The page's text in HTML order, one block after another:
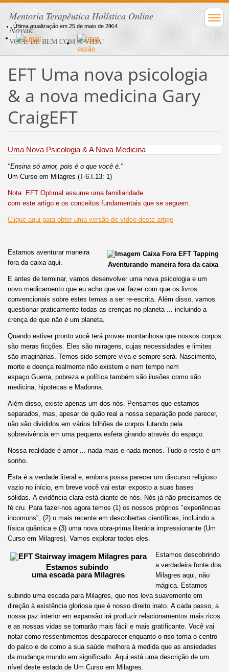
Mentoria Terapêutica Holística Online
Novak
VOCÊ DE BEM COM A VIDA!
EFT Uma nova psicologia
& a nova medicina Gary
CraigEFT
Última atualização em 25 de maio de 2014
Uma Nova Psicologia & A Nova Medicina
"Ensina só amor, pois é o que você é."
Um Curso em Milagres (T-6.I.13: 1)
Nota: EFT Optimal assume uma familiaridade
com este artigo e os conceitos fundamentais que se seguem.
Clique aqui para obter uma versão de vídeo deste artigo
Aventurando maneira fora da caixa
Estamos aventurar maneira
fora da caixa aqui.
E antes de terminar, vamos desenvolver uma nova psicologia e um
novo medicamento que eu acho que vai fazer com que os livros
convencionais sobre estes temas a ser re-escrita. Além disso, vamos
questionar praticamente todas as crenças no planeta ... incluindo a
crença de que não éum planeta.
Quando estiver pronto você terá provas montanhosa que nossos corpos
são meras ficções. Eles são miragens, cujas necessidades e limites
são imaginárias. Temos sido sempre viva e sempre será. Nascimento,
morte e doença realmente não existem e nem tempo nem
espaço.Guerra, pobreza e política também são ilusões como são
medicina, hipotecas e Madonna.
Além disso, existe apenas um dos nós. Pensamos que estamos
separados, mas, apesar de quão real a nossa separação pode parecer,
não são divididos em vários bilhões de corpos lutando pela
sobrevivência em uma pequena esfera girando através do espaço.
Nossa realidade é amor ... nada mais e nada menos. Tudo o resto é um
sonho.
Esta é a verdade literal e, embora possa parecer um discurso religioso
vazio no início, em breve você vai estar exposto a suas bases
sólidas. A evidência clara está diante de nós. Nós já não precisamos de
fé cru. Para fazer-nos agora temos (1) os nossos próprios "experiências
incomuns", (2) o mais recente em descobertas científicas, incluindo a
física quântica e (3) uma nova obra-prima literária impressionante (Um
Curso em Milagres). Vamos explorar todos eles.
Estamos subindo
uma escada para Milagres
Estamos descobrindo
a verdadeira fonte dos
Milagres aqui, não
mágica. Estamos
subindo uma escada para Milagres, que nos leva suavemente em
direção à existência gloriosa que é nosso direito inato. A cada passo, a
nossa paz interior em expansão irá produzir relacionamentos mais ricos
e as nossas vidas se tornarão mais fácil e mais gratificante. Você vai
notar como ressentimentos desaparecer enquanto o riso toma o centro
do palco e de como a sua saúde melhora à medida que as ansiedades
da mudança mundo em significado. Aqui está uma descrição de um
nível deste estado de Um Curso em Milagres.